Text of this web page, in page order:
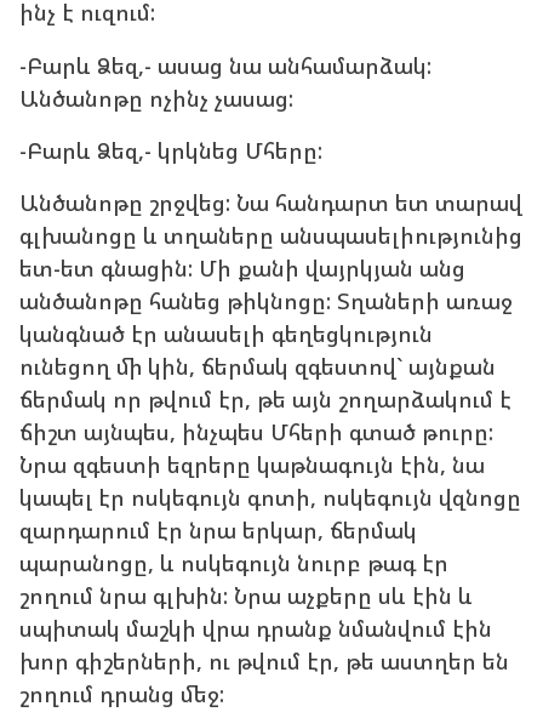
ինչ է ուզում:
-Բարև Ձեզ,- ասաց նա անհամարձակ:
Անծանոթը ոչինչ չասաց:
-Բարև Ձեզ,- կրկնեց Մհերը:
Անծանոթը շրջվեց: Նա հանդարտ ետ տարավ
գլխանոցը և տղաները անսպասելիությունից
ետ-ետ գնացին: Մի քանի վայրկյան անց
անծանոթը հանեց թիկնոցը: Տղաների առաջ
կանգնած էր անասելի գեղեցկություն
ունեցող մի կին, ճերմակ զգեստով` այնքան
ճերմակ որ թվում էր, թե այն շողարձակում է
ճիշտ այնպես, ինչպես Մհերի գտած թուրը:
Նրա զգեստի եզրերը կաթնագույն էին, նա
կապել էր ոսկեգույն գոտի, ոսկեգույն վզնոցը
զարդարում էր նրա երկար, ճերմակ
պարանոցը, և ոսկեգույն նուրբ թագ էր
շողում նրա գլխին: Նրա աչքերը սև էին և
սպիտակ մաշկի վրա դրանք նմանվում էին
խոր գիշերների, ու թվում էր, թե աստղեր են
շողում դրանց մեջ: